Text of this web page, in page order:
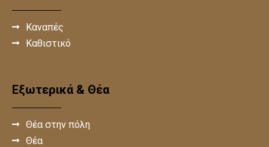
Καναπές
Καθιστικό
Εξωτερικά & Θέα
Θέα στην πόλη
Θέα